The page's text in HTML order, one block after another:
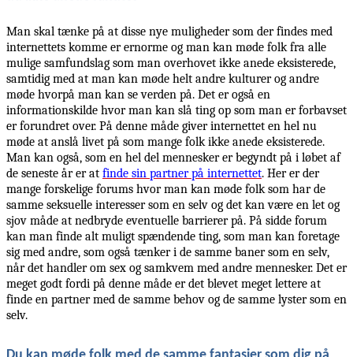
Man skal tænke på at disse nye muligheder som der findes med
internettets komme er ernorme og man kan møde folk fra alle
mulige samfundslag som man overhovet ikke anede eksisterede,
samtidig med at man kan møde helt andre kulturer og andre
møde hvorpå man kan se verden på. Det er også en
informationskilde hvor man kan slå ting op som man er forbavset
er forundret over. På denne måde giver internettet en hel nu
møde at anslå livet på som mange folk ikke anede eksisterede.
Man kan også, som en hel del mennesker er begyndt på i løbet af
de seneste år er at finde sin partner på internettet. Her er der
mange forskelige forums hvor man kan møde folk som har de
samme seksuelle interesser som en selv og det kan være en let og
sjov måde at nedbryde eventuelle barrierer på. På sidde forum
kan man finde alt muligt spændende ting, som man kan foretage
sig med andre, som også tænker i de samme baner som en selv,
når det handler om sex og samkvem med andre mennesker. Det er
meget godt fordi på denne måde er det blevet meget lettere at
finde en partner med de samme behov og de samme lyster som en
selv.